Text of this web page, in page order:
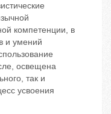
компетенции, в
и умений
освещена
так и
усвоения